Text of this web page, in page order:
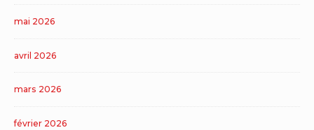
mai 2026
avril 2026
mars 2026
février 2026